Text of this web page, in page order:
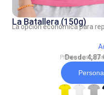
La Batallera (150g)
La opción económica para
Desde 4,87
Precios